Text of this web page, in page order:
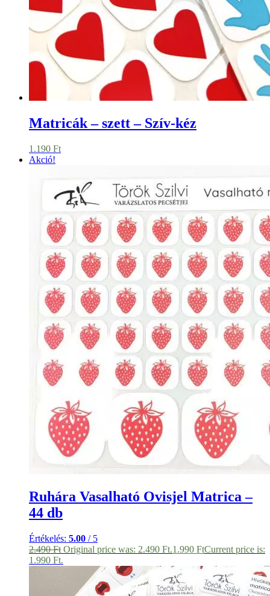
Matricák – szett – Szív-kéz
1.190 Ft
Akció!
Ruhára Vasalható Ovisjel Matrica –
44 db
Értékelés: 5.00 / 5
2.490Ft Original price was: 2.490 Ft.1.990 FtCurrent price is:
1.990 Ft.